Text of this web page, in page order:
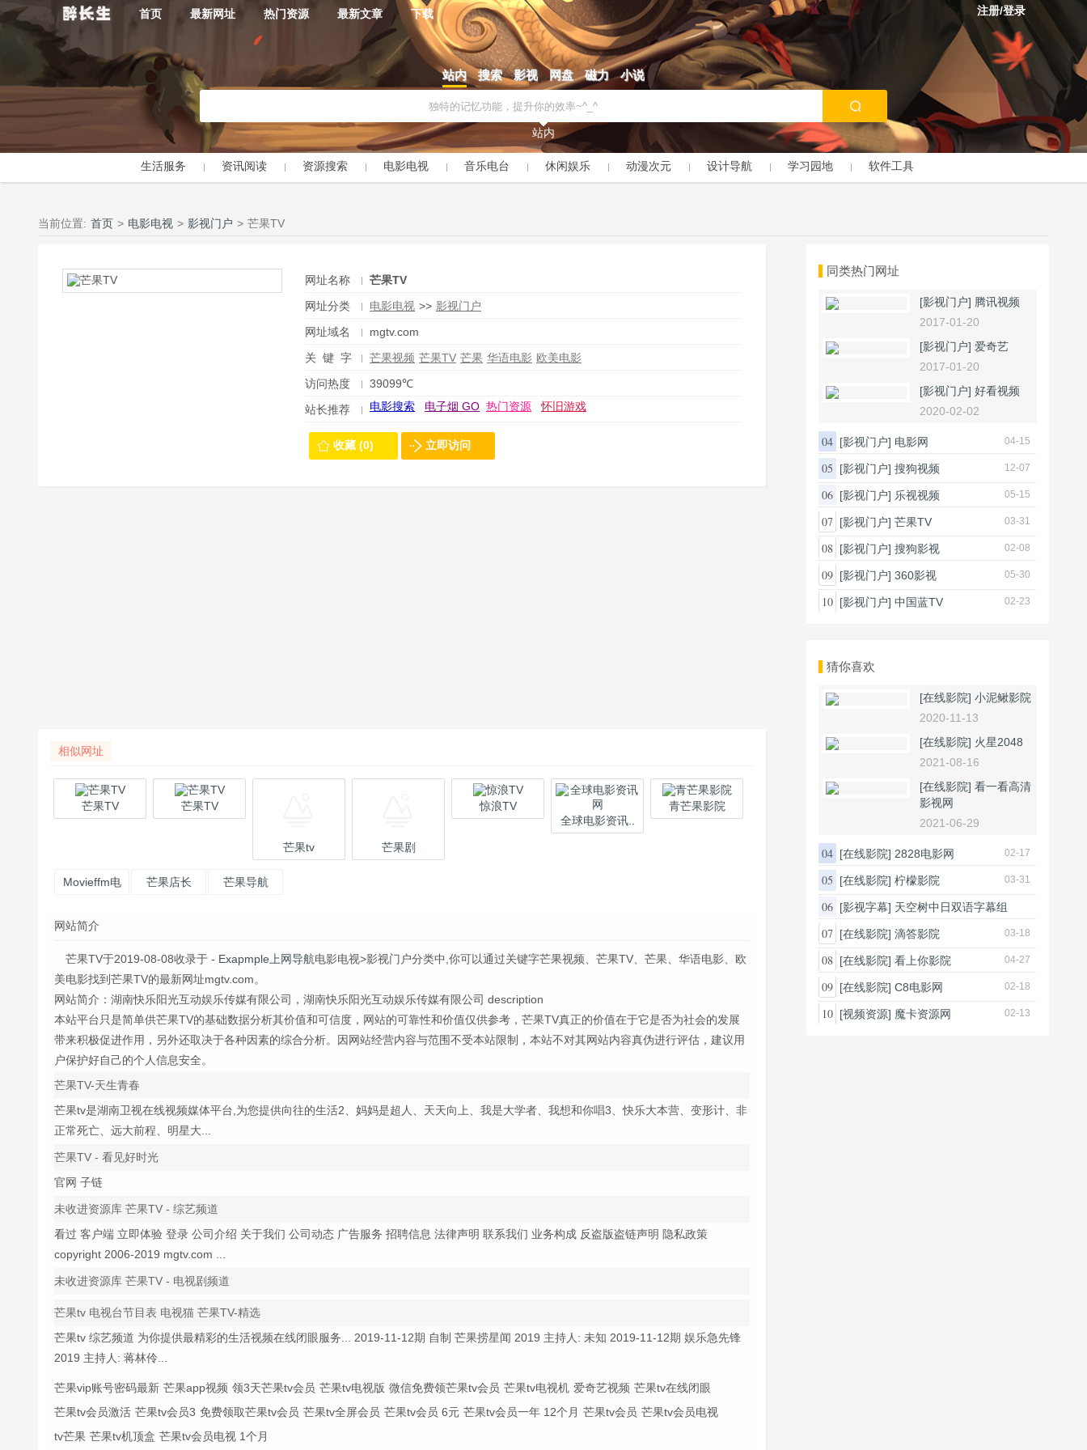
首页 最新网址 热门资源 最新文章 下载 注册/登录
站内 搜索 影视 网盘 磁力 小说
站内
生活服务 资讯阅读 资源搜索 电影电视 音乐电台 休闲娱乐 动漫次元 设计导航 学习园地 软件工具
当前位置: 首页 > 电影电视 > 影视门户 > 芒果TV
网址名称
芒果TV
网址分类
电影电视 >> 影视门户
网址域名
mgtv.com
关 键 字
芒果视频 芒果TV 芒果 华语电影 欧美电影
访问热度
39099℃
站长推荐
电影搜索 电子烟 GO 热门资源 怀旧游戏
收藏 (0) 立即访问
相似网址
芒果TV 芒果TV
芒果tv 芒果剧
惊浪TV
全球电影资讯..
青芒果影院
Movieffm电
芒果店长 芒果导航
网站简介
芒果TV于2019-08-08收录于 - Exapmple上网导航电影电视>影视门户分类中,你可以通过关键字芒果视频、芒果TV、芒果、华语电影、欧
美电影找到芒果TV的最新网址mgtv.com。
网站简介：湖南快乐阳光互动娱乐传媒有限公司，湖南快乐阳光互动娱乐传媒有限公司 description
本站平台只是简单供芒果TV的基础数据分析其价值和可信度，网站的可靠性和价值仅供参考，芒果TV真正的价值在于它是否为社会的发展
带来积极促进作用，另外还取决于各种因素的综合分析。因网站经营内容与范围不受本站限制，本站不对其网站内容真伪进行评估，建议用
户保护好自己的个人信息安全。
芒果TV-天生青春
芒果tv是湖南卫视在线视频媒体平台,为您提供向往的生活2、妈妈是超人、天天向上、我是大学者、我想和你唱3、快乐大本营、变形计、非
正常死亡、远大前程、明星大...
芒果TV - 看见好时光
官网 子链
未收进资源库 芒果TV - 综艺频道
看过 客户端 立即体验 登录 公司介绍 关于我们 公司动态 广告服务 招聘信息 法律声明 联系我们 业务构成 反盗版盗链声明 隐私政策
copyright 2006-2019 mgtv.com ...
未收进资源库 芒果TV - 电视剧频道
芒果tv 电视台节目表 电视猫 芒果TV-精选
芒果tv 综艺频道 为你提供最精彩的生活视频在线闭眼服务... 2019-11-12期 自制 芒果捞星闻 2019 主持人: 未知 2019-11-12期 娱乐急先锋
2019 主持人: 蒋林伶...
芒果vip账号密码最新 芒果app视频 领3天芒果tv会员 芒果tv电视版 微信免费领芒果tv会员 芒果tv电视机 爱奇艺视频 芒果tv在线闭眼
芒果tv会员激活 芒果tv会员3 免费领取芒果tv会员 芒果tv全屏会员 芒果tv会员 6元 芒果tv会员一年 12个月 芒果tv会员 芒果tv会员电视
tv芒果 芒果tv机顶盒 芒果tv会员电视 1个月
同类热门网址
[影视门户] 腾讯视频
2017-01-20
[影视门户] 爱奇艺
2017-01-20
[影视门户] 好看视频
2020-02-02
04 [影视门户] 电影网 04-15
05 [影视门户] 搜狗视频 12-07
06 [影视门户] 乐视视频 05-15
07 [影视门户] 芒果TV 03-31
08 [影视门户] 搜狗影视 02-08
09 [影视门户] 360影视 05-30
10 [影视门户] 中国蓝TV 02-23
猜你喜欢
[在线影院] 小泥鳅影院
2020-11-13
[在线影院] 火星2048
2021-08-16
[在线影院] 看一看高清
影视网
2021-06-29
04 [在线影院] 2828电影网 02-17
05 [在线影院] 柠檬影院 03-31
06 [影视字幕] 天空树中日双语字幕组
05-30
07 [在线影院] 滴答影院 03-18
08 [在线影院] 看上你影院 04-27
09 [在线影院] C8电影网 02-18
10 [视频资源] 魔卡资源网 02-13